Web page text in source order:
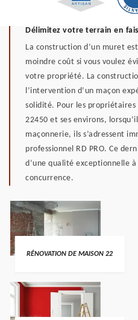
Délimitez votre terrain en
La construction d’un muret
moindre coût si vous voulez
votre propriété. La
l’intervention d’un maçon
solidité. Pour les propriétaires
22450 et ses environs,
maçonnerie, ils s’adressent
professionnel RD PRO. Ce
d’une qualité exceptionnelle
concurrence.
RÉNOVATION DE MAISON 22